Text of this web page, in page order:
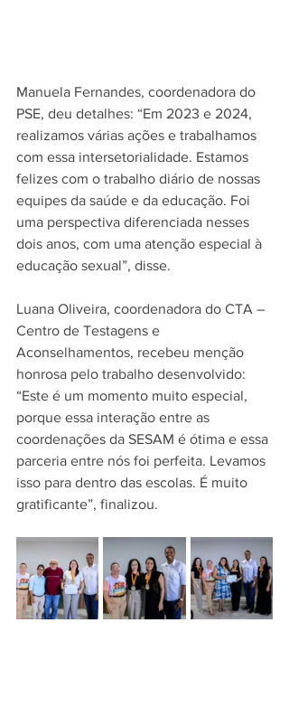
Manuela Fernandes, coordenadora do
PSE, deu detalhes: “Em 2023 e 2024,
realizamos várias ações e trabalhamos
com essa intersetorialidade. Estamos
felizes com o trabalho diário de nossas
equipes da saúde e da educação. Foi
uma perspectiva diferenciada nesses
dois anos, com uma atenção especial à
educação sexual”, disse.
Luana Oliveira, coordenadora do CTA –
Centro de Testagens e
Aconselhamentos, recebeu menção
honrosa pelo trabalho desenvolvido:
“Este é um momento muito especial,
porque essa interação entre as
coordenações da SESAM é ótima e essa
parceria entre nós foi perfeita. Levamos
isso para dentro das escolas. É muito
gratificante”, finalizou.